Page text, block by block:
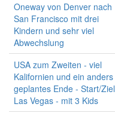
Oneway von Denver nach
San Francisco mit drei
Kindern und sehr viel
Abwechslung
USA zum Zweiten - viel
Kalifornien und ein anders
geplantes Ende - Start/Ziel
Las Vegas - mit 3 Kids